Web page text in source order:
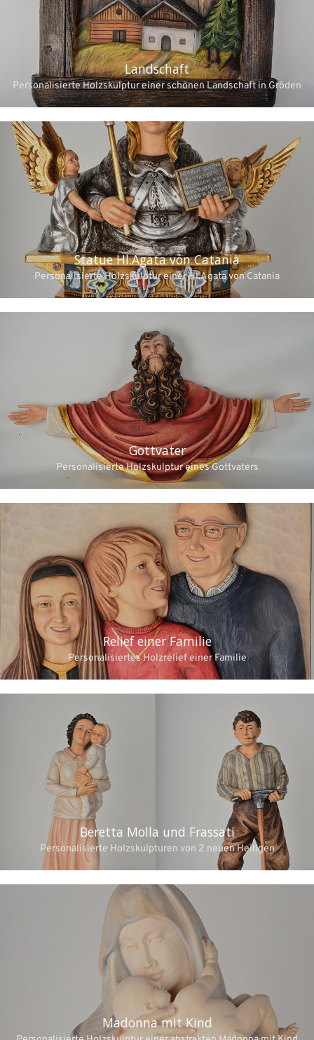
Landschaft
Personalisierte Holzskulptur einer schönen Landschaft in Gröden
Statue Hl.Agata von Catania
Personalisierte Holzskulptur einer Hl.Agata von Catania
Gottvater
Personalisierte Holzskulptur eines Gottvaters
Relief einer Familie
Personalisiertes Holzrelief einer Familie
Beretta Molla und Frassati
Personalisierte Holzskulpturen von 2 neuen Heiligen
Madonna mit Kind